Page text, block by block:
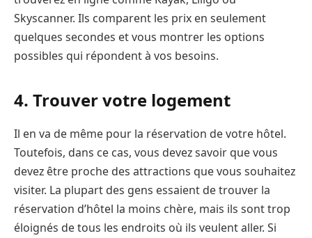
Skyscanner. Ils comparent les prix en seulement
quelques secondes et vous montrer les options
possibles qui répondent à vos besoins.
4. Trouver votre logement
Il en va de même pour la réservation de votre hôtel.
Toutefois, dans ce cas, vous devez savoir que vous
devez être proche des attractions que vous souhaitez
visiter. La plupart des gens essaient de trouver la
réservation d’hôtel la moins chère, mais ils sont trop
éloignés de tous les endroits où ils veulent aller. Si